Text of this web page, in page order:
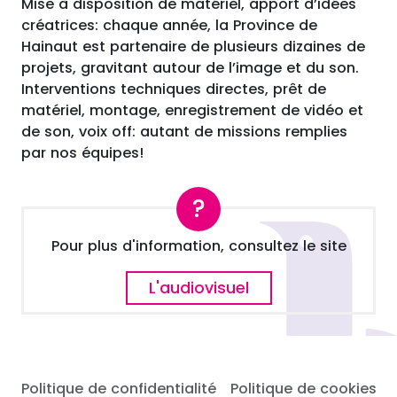
Mise à disposition de matériel, apport d’idées
créatrices: chaque année, la Province de
Hainaut est partenaire de plusieurs dizaines de
projets, gravitant autour de l’image et du son.
Interventions techniques directes, prêt de
matériel, montage, enregistrement de vidéo et
de son, voix off: autant de missions remplies
par nos équipes!
Pour plus d'information, consultez le site
L'audiovisuel
Politique de confidentialité Politique de cookies